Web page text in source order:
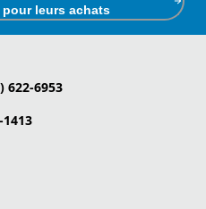
pour leurs achats
622-6953